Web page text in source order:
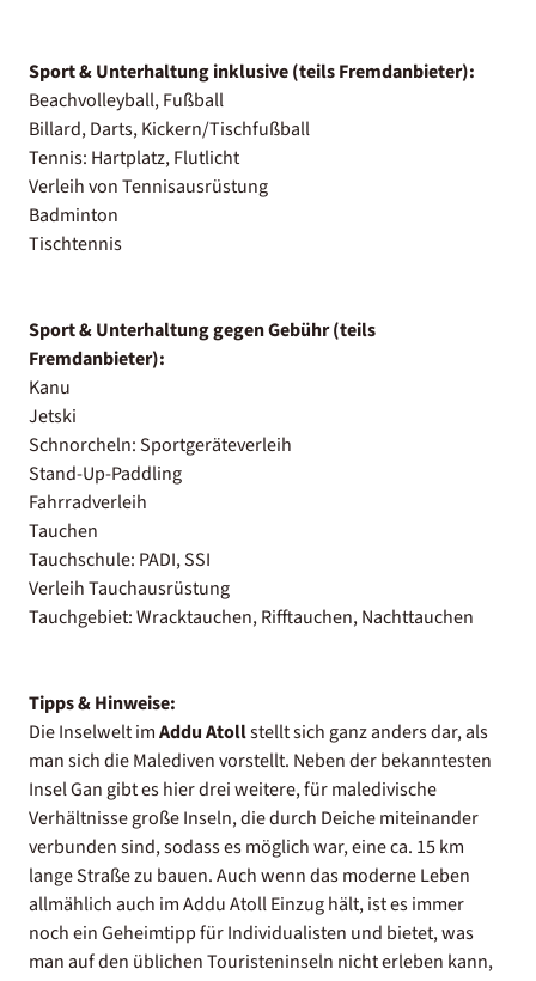
Sport & Unterhaltung inklusive (teils Fremdanbieter):
Beachvolleyball, Fußball
Billard, Darts, Kickern/Tischfußball
Tennis: Hartplatz, Flutlicht
Verleih von Tennisausrüstung
Badminton
Tischtennis
Sport & Unterhaltung gegen Gebühr (teils
Fremdanbieter):
Kanu
Jetski
Schnorcheln: Sportgeräteverleih
Stand-Up-Paddling
Fahrradverleih
Tauchen
Tauchschule: PADI, SSI
Verleih Tauchausrüstung
Tauchgebiet: Wracktauchen, Rifftauchen, Nachttauchen
Tipps & Hinweise:
Die Inselwelt imAddu Atollstellt sich ganz anders dar, als
man sich die Malediven vorstellt. Neben der bekanntesten
Insel Gan gibt es hier drei weitere, für maledivische
Verhältnisse große Inseln, die durch Deiche miteinander
verbunden sind, sodass es möglich war, eine ca. 15 km
lange Straße zu bauen. Auch wenn das moderne Leben
allmählich auch im Addu Atoll Einzug hält, ist es immer
noch ein Geheimtipp für Individualisten und bietet, was
man auf den üblichen Touristeninseln nicht erleben kann,